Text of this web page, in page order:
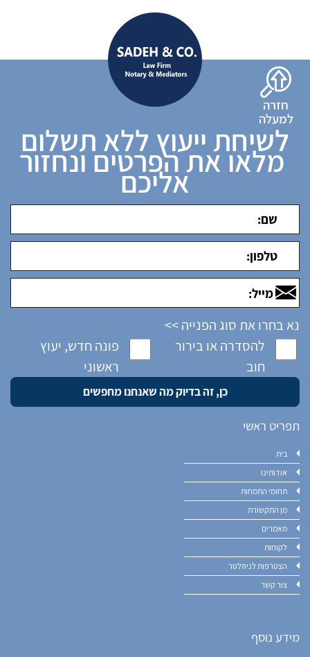
חזרה
למעלה
לשיחת ייעוץ ללא תשלום
מלאו את הפרטים ונחזור
אליכם
נא בחרו את סוג הפנייה >>
להסדרה או בירור
חוב
פונה חדש, יעוץ
ראשוני
תפריט ראשי
בית
אודותינו
תחומי התמחות
מן התקשורת
מאמרים
לקוחות
הצטרפות לניוזלטר
צור קשר
מידע נוסף